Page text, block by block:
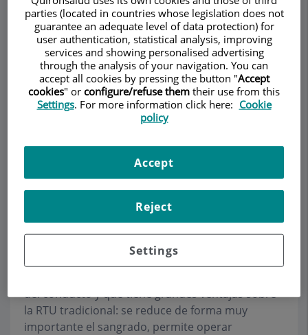
DescripciónServicios EquipoContactoDatos de interés
Horario
Pedir cita
Láser de Próstata
Desde finales de los años 90 se ha divulgado en
todo el mundo el "láser de próstata" de luz verde
del conducto y que tiene grandes ventajas sobre
la RTU tradicional: se reduce de forma muy
importante el sangrado, permite operar
parties (located in countries whose legislation does not
guarantee an adequate level of data protection) for
user authentication, statistical analysis, improving
services and showing personalised advertising
through the analysis of your navigation. You can
accept all cookies by pressing the button "Accept
cookies" or configure/refuse them their use from this
Settings. For more information click here: Cookie
policy
Settings
Reject
Accept